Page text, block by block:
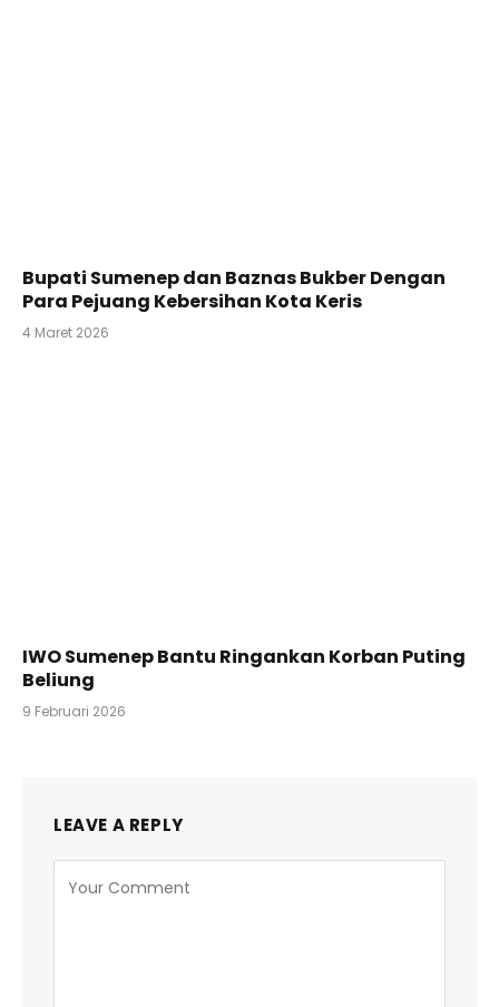
Bupati Sumenep dan Baznas Bukber Dengan
Para Pejuang Kebersihan Kota Keris
4 Maret 2026
IWO Sumenep Bantu Ringankan Korban Puting
Beliung
9 Februari 2026
LEAVE A REPLY